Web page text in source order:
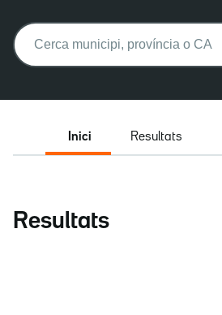
Buscar:
Inici Resultats
Resultats